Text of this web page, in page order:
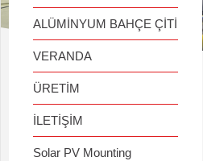
ALÜMİNYUM BAHÇE ÇİTİ
VERANDA
ÜRETİM
İLETİŞİM
Solar PV Mounting